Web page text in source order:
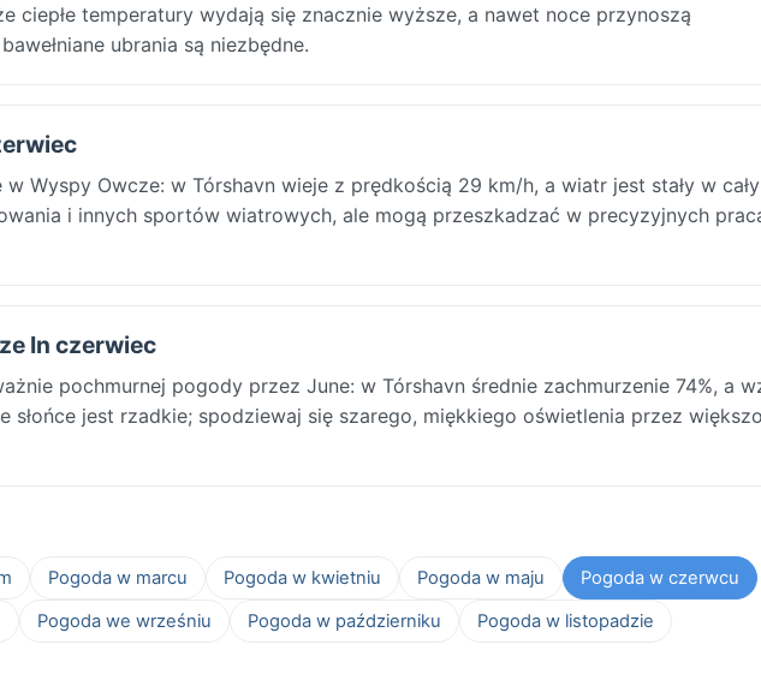
ciepłe temperatury wydają się znacznie wyższe, a nawet noce przynoszą
ubrania są niezbędne.
Wyspy Owcze: w Tórshavn wieje z prędkością 29 km/h, a wiatr jest stały w
i innych sportów wiatrowych, ale mogą przeszkadzać w precyzyjnych
In czerwiec
pochmurnej pogody przez June: w Tórshavn średnie zachmurzenie 74%, a
słońce jest rzadkie; spodziewaj się szarego, miękkiego oświetlenia przez
Pogoda w marcu Pogoda w kwietniu Pogoda w maju
Pogoda w czerwcu
Pogoda we wrześniu Pogoda w październiku
Pogoda w listopadzie